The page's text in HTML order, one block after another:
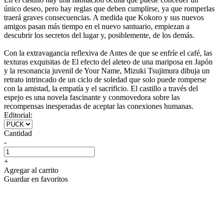
único deseo, pero hay reglas que deben cumplirse, ya que romperlas
traerá graves consecuencias. A medida que Kokoro y sus nuevos
amigos pasan más tiempo en el nuevo santuario, empiezan a
descubrir los secretos del lugar y, posiblemente, de los demás.
Con la extravagancia reflexiva de Antes de que se enfríe el café, las
texturas exquisitas de El efecto del aleteo de una mariposa en Japón
y la resonancia juvenil de Your Name, Mizuki Tsujimura dibuja un
retrato intrincado de un ciclo de soledad que solo puede romperse
con la amistad, la empatía y el sacrificio. El castillo a través del
espejo es una novela fascinante y conmovedora sobre las
recompensas inesperadas de aceptar las conexiones humanas.
Editorial:
Cantidad
-
+
Agregar al carrito
Guardar en favoritos